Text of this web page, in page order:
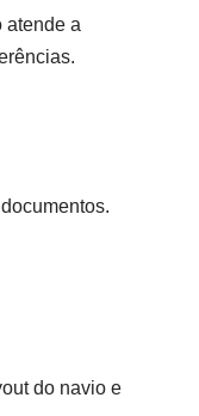
atende a
do navio e